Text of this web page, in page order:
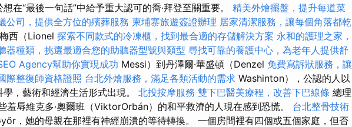
在“最後一句話”中給予重大認可的喬·拜登至關重要。 精美外燴擺盤，提升每道菜
公司，提供全方位的殯葬服務 柬埔寨旅遊簽證辦理 居家清潔服務，讓每個角落都乾
西（Lionel 探索不同款式的冷凍櫃，找到最合適的存儲解決方案 永和的護理之家，
器種類，挑選最適合您的助聽器型號與類型 尋找可靠的養護中心，為老年人提供舒
Agency幫助你實現成功 Messi）到丹澤爾·華盛頓（Denzel 免費寫訴狀服務，讓
際整復師資格證照 台北外燴服務，滿足各類活動的需求 Washinton），公認的人以
，藝術和經濟生活形式出現。 北投按摩服務 雙下巴醫美療程，改善下巴線條 總理
羞辱維克多·奧爾班（ViktorOrbán）的和平救濟的人現在感到恐慌。 台北整骨技術
，她的母親在那裡有神經崩潰的等待轉換。 一個房間裡有四個或五個家庭，但否